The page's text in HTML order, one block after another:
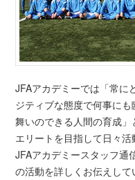
JFAアカデミーでは「常に
ジティブな態度で何事に
舞いのできる人間の育成
エリートを目指して日々活
JFAアカデミースタッフ通
の活動を詳しくお伝えし